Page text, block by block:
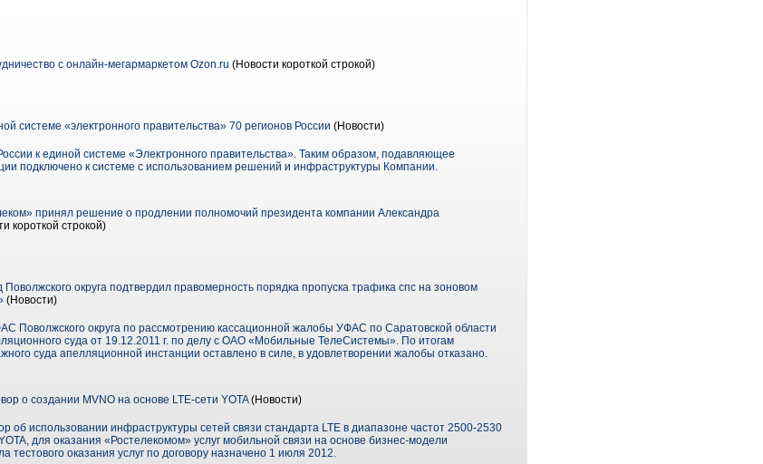
с онлайн-мегармаркетом Ozon.ru (Новости короткой строкой)
системе «электронного правительства» 70 регионов России (Новости)
к единой системе «Электронного правительства». Таким образом, подавляющее
подключено к системе с использованием решений и инфраструктуры Компании.
принял решение о продлении полномочий президента компании Александра
короткой строкой)
округа подтвердил правомерность порядка пропуска трафика спс на зоновом
(Новости)
Поволжского округа по рассмотрению кассационной жалобы УФАС по Саратовской области
суда от 19.12.2011 г. по делу с ОАО «Мобильные ТелеCистемы». По итогам
суда апелляционной инстанции оставлено в силе, в удовлетворении жалобы отказано.
о создании MVNO на основе LTE-сети YOTA(Новости)
об использовании инфраструктуры сетей связи стандарта LTE в диапазоне частот 2500-2530
для оказания «Ростелекомом» услуг мобильной связи на основе бизнес-модели
тестового оказания услуг по договору назначено 1 июля 2012.